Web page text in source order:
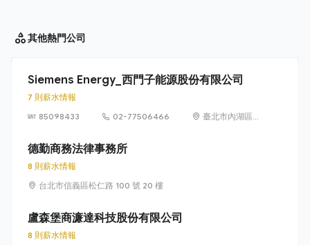
其他熱門公司
Siemens Energy_西門子能源股份有限公司
7 則薪水情報
85098433
02-77506466
臺北市內湖區
德勤商務法律事務所
8 則薪水情報
台北市信義區松仁路 100 號 20 樓
盧森堡商濂達科技股份有限公司
8 則薪水情報